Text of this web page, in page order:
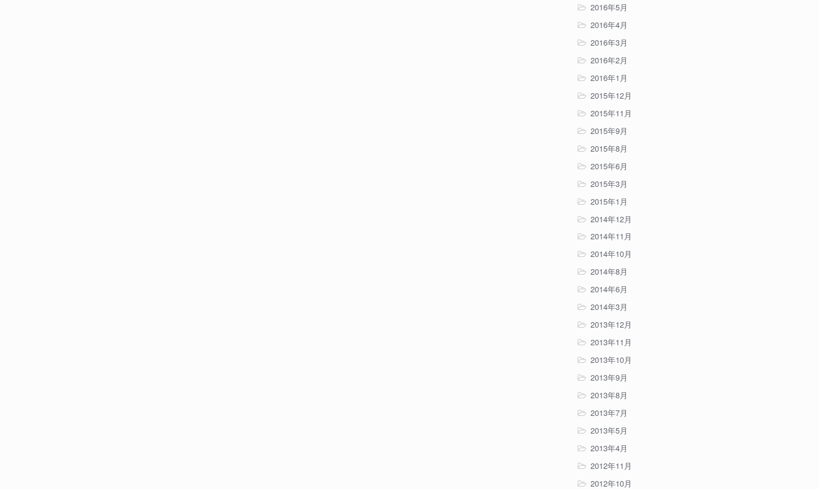
2016年5月
2016年4月
2016年3月
2016年2月
2016年1月
2015年12月
2015年11月
2015年9月
2015年8月
2015年6月
2015年3月
2015年1月
2014年12月
2014年11月
2014年10月
2014年8月
2014年6月
2014年3月
2013年12月
2013年11月
2013年10月
2013年9月
2013年8月
2013年7月
2013年5月
2013年4月
2012年11月
2012年10月